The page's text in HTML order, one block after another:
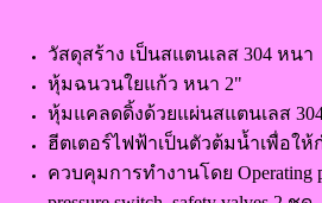
วัสดุสร้าง เป็นสแตนเลส 304 หนา
หุ้มฉนวนใยแก้ว หนา 2"
หุ้มแคลดดิ้งด้วยแผ่นสแตนเลส
ฮีตเตอร์ไฟฟ้าเป็นตัวต้มน้ำเพื่อให้
ควบคุมการทำงานโดย Operating